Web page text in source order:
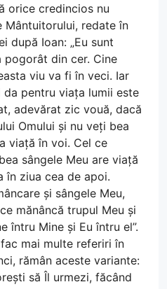
orice credincios nu
Mântuitorului, redate în
după Ioan: „Eu sunt
pogorât din cer. Cine
viu va fi în veci. Iar
da pentru viața lumii este
adevărat zic vouă, dacă
Omului și nu veți bea
viață în voi. Cel ce
sângele Meu are viață
în ziua cea de apoi.
și sângele Meu,
mănâncă trupul Meu și
întru Mine și Eu întru el”.
mai multe referiri în
rămân aceste variante:
să Îl urmezi, făcând